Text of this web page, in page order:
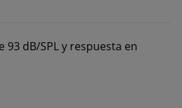
dB/SPL y respuesta en